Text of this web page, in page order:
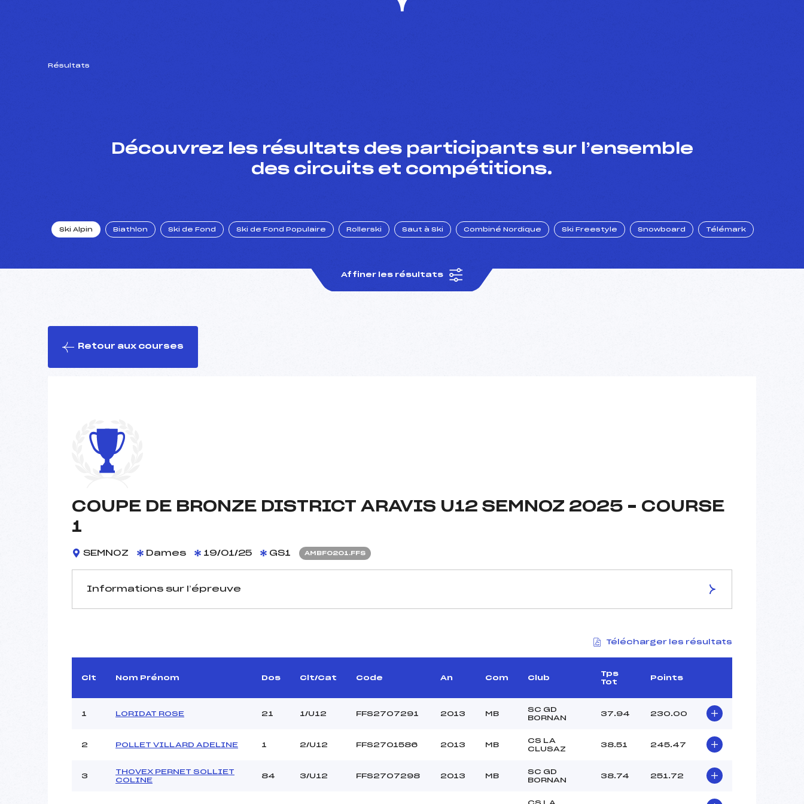
Résultats
Découvrez les résultats des participants sur l’ensemble
des circuits et compétitions.
Ski Alpin Biathlon Ski de Fond Ski de Fond Populaire Rollerski Saut à Ski Combiné Nordique Ski Freestyle Snowboard Télémark
Affiner les résultats
Retour aux courses
COUPE DE BRONZE DISTRICT ARAVIS U12 SEMNOZ 2025 – COURSE
1
SEMNOZ Dames 19/01/25 GS1 AMBF0201.FFS
Informations sur l’épreuve
Assistant :
–
AIGLONS
Altitude départ :
1640
Homologation :
3860/07/20
Heure de départ :
Télécharger les résultats
Clt Nom Prénom Dos Clt/Cat Code An Com Club
Tps
Tot
Points
1 LORIDAT ROSE 21 1/U12 FFS2707291 2013 MB
SC GD
BORNAN
37.94 230.00
2 POLLET VILLARD ADELINE 1 2/U12 FFS2701586 2013 MB
CS LA
CLUSAZ
38.51 245.47
3
THOVEX PERNET SOLLIET
COLINE
84 3/U12 FFS2707298 2013 MB
SC GD
BORNAN
38.74 251.72